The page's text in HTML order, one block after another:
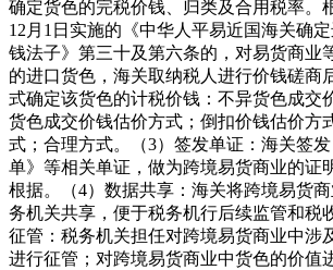
确定货色的完税价钱、归类及合用税率。
12月1日实施的《中华人平易近国海关确
钱法子》第三十及第六条的，对易货商业
的进口货色，海关取纳税人进行价钱磋商
式确定该货色的计税价钱：不异货色成交
货色成交价钱估价方式；倒扣价钱估价方
式；合理方式。（3）签发单证：海关签
单》等相关单证，做为跨境易货商业的证
根据。（4）数据共享：海关将跨境易货
务机关共享，便于税务机行后续监管和税
征管：税务机关担任对跨境易货商业中涉
进行征管；对跨境易货商业中货色的价值